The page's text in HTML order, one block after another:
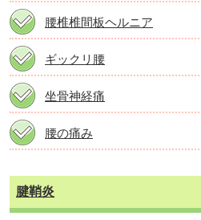
腰椎椎間板ヘルニア
ギックリ腰
坐骨神経痛
腰の痛み
腱鞘炎